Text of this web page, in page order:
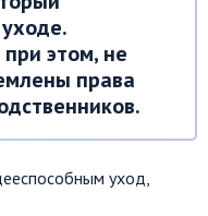
этом, не
права
уход,